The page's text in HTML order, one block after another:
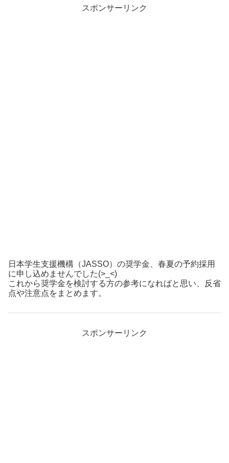
スポンサーリンク
日本学生支援機構（JASSO）の奨学金、春夏の予約採用
に申し込めませんでした(>_<)
これから奨学金を検討する方の参考になればと思い、反省
点や注意点をまとめます。
スポンサーリンク